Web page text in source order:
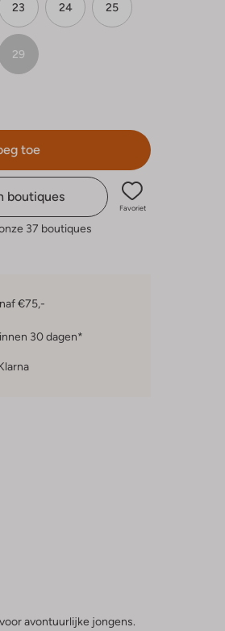
23 24 25
29
toe
boutiques
Favoriet
37 boutiques
€75,-
30 dagen*
avontuurlijke jongens.